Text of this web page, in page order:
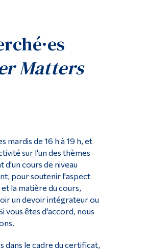
Matters
mardis de 16 h à 19 h, et
sur l'un des thèmes
cours de niveau
pour soutenir l'aspect
la matière du cours,
un devoir intégrateur ou
vous êtes d'accord, nous
dans le cadre du certificat,
administratif